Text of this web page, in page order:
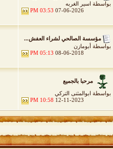
بواسطة اسير الغربه
07-06-2026
03:53 PM
مؤسسة الصالحي لشراء العفش...
بواسطة أبومازن
08-06-2018
05:13 PM
مرحبا بالجميع
بواسطة ابوالمثنى التركي
12-11-2023
10:58 PM